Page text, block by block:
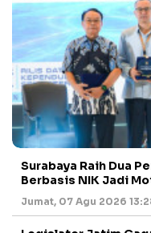
Surabaya Raih Dua
Berbasis NIK Jadi
Jumat, 07 Agu 2026